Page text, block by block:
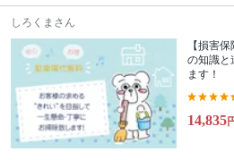
しろくまさん
【損害
の知識と
ます！
14,835